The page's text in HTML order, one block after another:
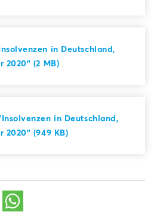
in Deutschland,
2020" (2 MB)
in Deutschland,
2020" (949 KB)